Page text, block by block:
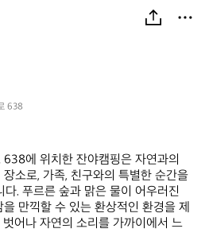
638
에 위치한 잔야캠핑은 자연과의
소로, 가족, 친구와의 특별한 순간을
. 푸르른 숲과 맑은 물이 어우러진
만끽할 수 있는 환상적인 환경을 제
어나 자연의 소리를 가까이에서 느